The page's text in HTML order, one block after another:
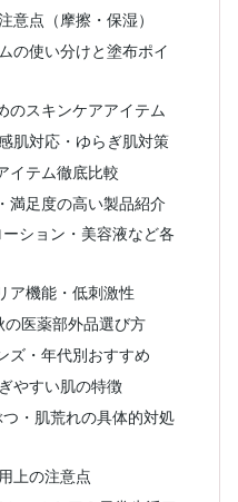
意点（摩擦・保湿）
の使い分けと塗布ポイ
のスキンケアアイテム
肌対応・ゆらぎ肌対策
イテム徹底比較
満足度の高い製品紹介
ション・美容液など各
ア機能・低刺激性
の医薬部外品選び方
ズ・年代別おすすめ
やすい肌の特徴
・肌荒れの具体的対処
上の注意点